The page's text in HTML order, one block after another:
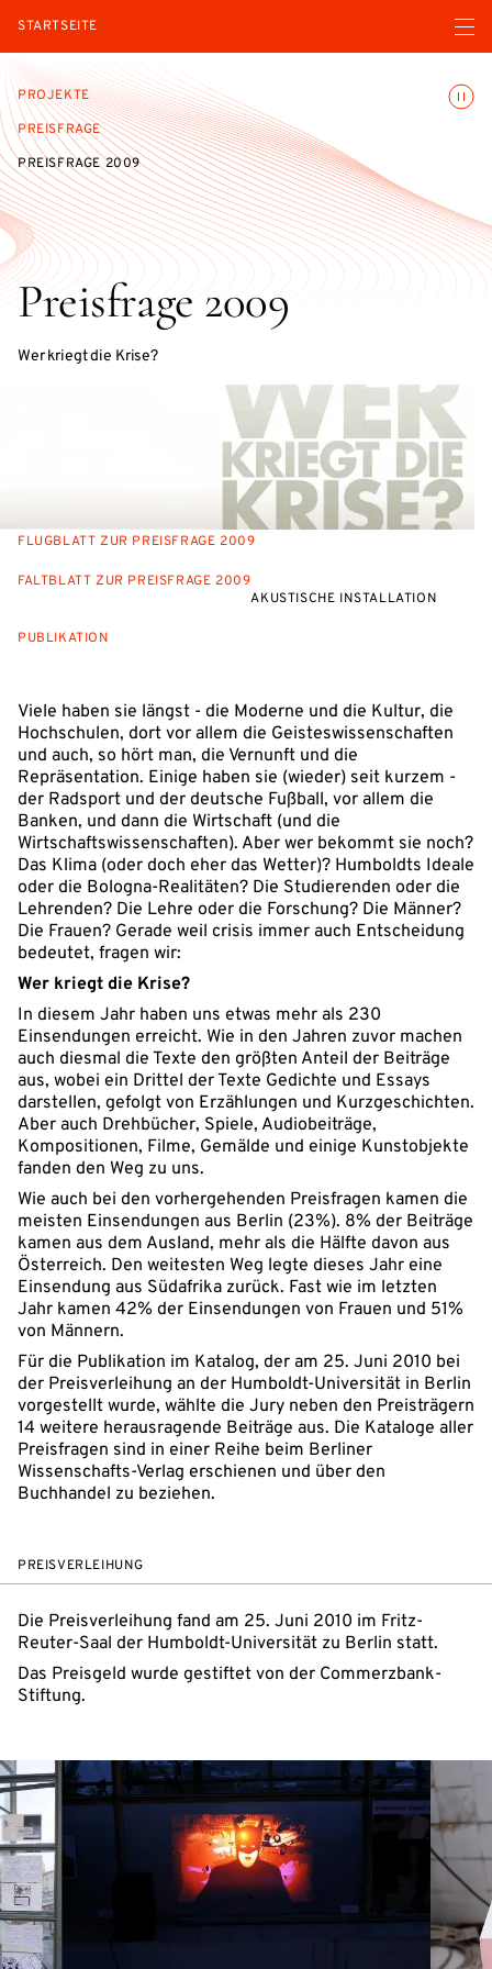
STARTSEITE Menü
PROJEKTE
PREISFRAGE
PREISFRAGE 2009
Preisfrage 2009
Wer kriegt die Krise?
FLUGBLATT ZUR PREISFRAGE 2009
FALTBLATT ZUR PREISFRAGE 2009
AKUSTISCHE INSTALLATION
PUBLIKATION
Viele haben sie längst - die Moderne und die Kultur, die
Hochschulen, dort vor allem die Geisteswissenschaften
und auch, so hört man, die Vernunft und die
Repräsentation. Einige haben sie (wieder) seit kurzem -
der Radsport und der deutsche Fußball, vor allem die
Banken, und dann die Wirtschaft (und die
Wirtschaftswissenschaften). Aber wer bekommt sie noch?
Das Klima (oder doch eher das Wetter)? Humboldts Ideale
oder die Bologna-Realitäten? Die Studierenden oder die
Lehrenden? Die Lehre oder die Forschung? Die Männer?
Die Frauen? Gerade weil crisis immer auch Entscheidung
bedeutet, fragen wir:
Wer kriegt die Krise?
In diesem Jahr haben uns etwas mehr als 230
Einsendungen erreicht. Wie in den Jahren zuvor machen
auch diesmal die Texte den größten Anteil der Beiträge
aus, wobei ein Drittel der Texte Gedichte und Essays
darstellen, gefolgt von Erzählungen und Kurzgeschichten.
Aber auch Drehbücher, Spiele, Audiobeiträge,
Kompositionen, Filme, Gemälde und einige Kunstobjekte
fanden den Weg zu uns.
Wie auch bei den vorhergehenden Preisfragen kamen die
meisten Einsendungen aus Berlin (23%). 8% der Beiträge
kamen aus dem Ausland, mehr als die Hälfte davon aus
Österreich. Den weitesten Weg legte dieses Jahr eine
Einsendung aus Südafrika zurück. Fast wie im letzten
Jahr kamen 42% der Einsendungen von Frauen und 51%
von Männern.
Für die Publikation im Katalog, der am 25. Juni 2010 bei
der Preisverleihung an der Humboldt-Universität in Berlin
vorgestellt wurde, wählte die Jury neben den Preisträgern
14 weitere herausragende Beiträge aus. Die Kataloge aller
Preisfragen sind in einer Reihe beim Berliner
Wissenschafts-Verlag erschienen und über den
Buchhandel zu beziehen.
PREISVERLEIHUNG
Die Preisverleihung fand am 25. Juni 2010 im Fritz-
Reuter-Saal der Humboldt-Universität zu Berlin statt.
Das Preisgeld wurde gestiftet von der Commerzbank-
Stiftung.